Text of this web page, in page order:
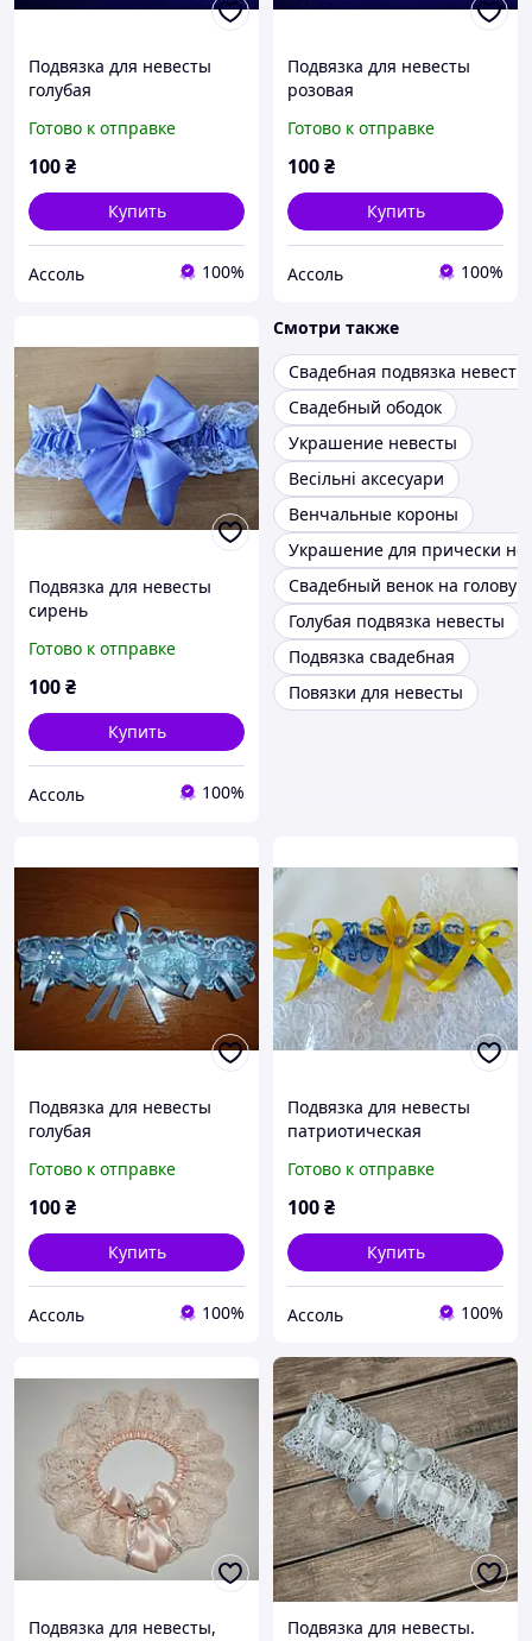
Подвязка для невесты
голубая
Готово к отправке
100₴
Купить
Ассоль 100%
Подвязка для невесты
розовая
Готово к отправке
100₴
Купить
Ассоль 100%
Подвязка для невесты
сирень
Готово к отправке
100₴
Купить
Ассоль 100%
Смотри также
Свадебная подвязка невесты
Свадебный ободок
Украшение невесты
Весільні аксесуари
Венчальные короны
Украшение для прически
Свадебный венок на голову
Голубая подвязка невесты
Подвязка свадебная
Повязки для невесты
Подвязка для невесты
голубая
Готово к отправке
100₴
Купить
Ассоль 100%
Подвязка для невесты
патриотическая
Готово к отправке
100₴
Купить
Ассоль 100%
Подвязка для невесты,
Подвязка для невесты.